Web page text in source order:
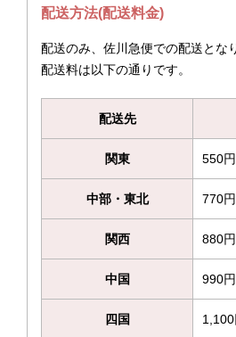
配送方法(配送料金)
配送のみ、佐川急便での配送とな
配送料は以下の通りです。
配送先
関東 550円
中部・東北 770円
関西 880円
中国 990円
四国 1,100